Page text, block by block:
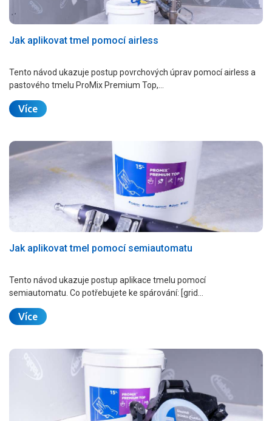
Jak aplikovat tmel pomocí airless
Tento návod ukazuje postup povrchových úprav pomocí airless a
pastového tmelu ProMix Premium Top,…
Více
Jak aplikovat tmel pomocí semiautomatu
Tento návod ukazuje postup aplikace tmelu pomocí
semiautomatu. Co potřebujete ke spárování: [grid…
Více